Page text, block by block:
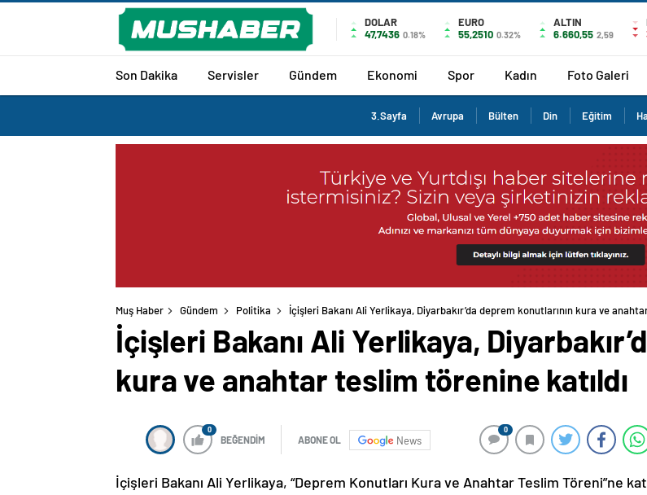
DOLAR
47,7436 0.18%
EURO
55,2510 0.32%
ALTIN
6.660,55 2,59
Son Dakika Servisler Gündem Ekonomi Spor Kadın Foto Galeri
3.Sayfa Avrupa Bülten Din Eğitim
Muş Haber Gündem Politika İçişleri Bakanı Ali Yerlikaya, Diyarbakır’da deprem konutlarının kura ve
İçişleri Bakanı Ali Yerlikaya,
kura ve anahtar teslim törenine katıldı
0
BEĞENDİM ABONE OL News
0
İçişleri Bakanı Ali Yerlikaya, “Deprem Konutları Kura ve Anahtar Teslim Töreni”ne